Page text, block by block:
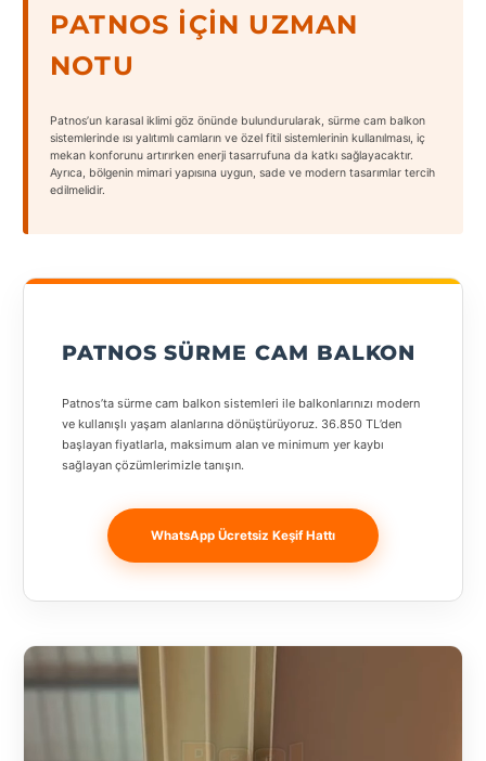
PATNOS İÇIN UZMAN
NOTU
Patnos’un karasal iklimi göz önünde bulundurularak, sürme cam balkon
sistemlerinde ısı yalıtımlı camların ve özel fitil sistemlerinin kullanılması, iç
mekan konforunu artırırken enerji tasarrufuna da katkı sağlayacaktır.
Ayrıca, bölgenin mimari yapısına uygun, sade ve modern tasarımlar tercih
edilmelidir.
PATNOS SÜRME CAM BALKON
Patnos’ta sürme cam balkon sistemleri ile balkonlarınızı modern
ve kullanışlı yaşam alanlarına dönüştürüyoruz. 36.850 TL’den
başlayan fiyatlarla, maksimum alan ve minimum yer kaybı
sağlayan çözümlerimizle tanışın.
WhatsApp Ücretsiz Keşif Hattı
Tüm
Adana
Adıyaman
Antalya
Balıkesir
Banja
Luka
Bingöl
Bosnia and
Herzegovina
București
Bulgaristan